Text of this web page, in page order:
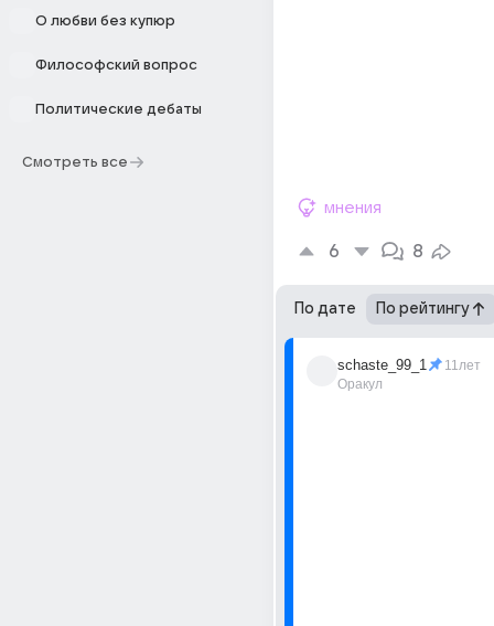
О любви без купюр
Философский вопрос
Политические дебаты
Смотреть все
мнения
6 8
По дате По рейтингу
schaste_99_1
Оракул
11лет